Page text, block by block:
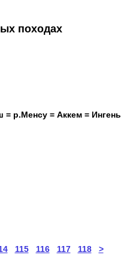
походах
= р.Менсу = Аккем = Ингень
115 116 117 118 >